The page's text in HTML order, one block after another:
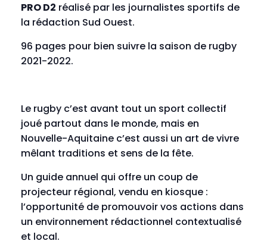
PRO D2 réalisé par les journalistes sportifs de
la rédaction Sud Ouest.
96 pages pour bien suivre la saison de rugby
2021-2022.
Le rugby c’est avant tout un sport collectif
joué partout dans le monde, mais en
Nouvelle-Aquitaine c’est aussi un art de vivre
mêlant traditions et sens de la fête.
Un guide annuel qui offre un coup de
projecteur régional, vendu en kiosque :
l’opportunité de promouvoir vos actions dans
un environnement rédactionnel contextualisé
et local.